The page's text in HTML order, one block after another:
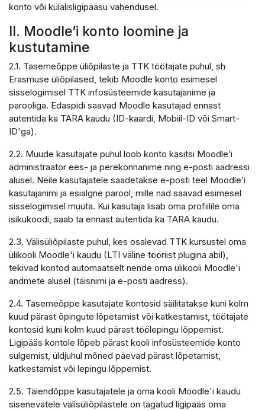
konto või külalisligipääsu vahendusel.
II. Moodle’i konto loomine ja
kustutamine
2.1. Tasemeõppe üliõpilaste ja TTK töötajate puhul, sh
Erasmuse üliõpilased, tekib Moodle konto esimesel
sisselogimisel TTK infosüsteemide kasutajanime ja
parooliga. Edaspidi saavad Moodle kasutajad ennast
autentida ka TARA kaudu (ID-kaardi, Mobiil-ID või Smart-
ID'ga).
2.2. Muude kasutajate puhul loob konto käsitsi Moodle’i
administraator ees- ja perekonnanime ning e-posti aadressi
alusel. Neile kasutajatele saadetakse e-posti teel Moodle’i
kasutajanimi ja esialgne parool, mille nad saavad esimesel
sisselogimisel muuta. Kui kasutaja lisab oma profiilile oma
isikukoodi, saab ta ennast autentida ka TARA kaudu.
2.3. Välisüliõpilaste puhul, kes osalevad TTK kursustel oma
ülikooli Moodle'i kaudu (LTI väline tööriist plugina abil),
tekivad kontod automaatselt nende oma ülikooli Moodle'i
andmete alusel (täisnimi ja e-posti aadress).
2.4. Tasemeõppe kasutajate kontosid säilitatakse kuni kolm
kuud pärast õpingute lõpetamist või katkestamist, töötajate
kontosid kuni kolm kuud pärast töölepingu lõppemist.
Ligipääs kontole lõpeb pärast kooli infosüsteemide konto
sulgemist, üldjuhul mõned päevad pärast lõpetamist,
katkestamist või lepingu lõppemist.
2.5. Täiendõppe kasutajatele ja oma kooli Moodle'i kaudu
sisenevatele välisüliõpilastele on tagatud ligipääs oma